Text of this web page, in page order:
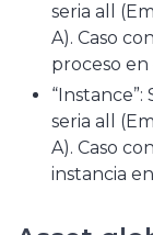
seria all
A). Caso
proceso
seria all
A). Caso
instancia